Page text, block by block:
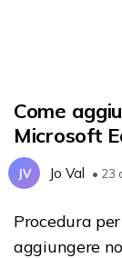
Come
Microsoft
JV Jo Val • 23
Procedura
aggiungere